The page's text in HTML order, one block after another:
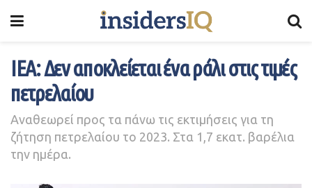
ΙΕΑ: Δεν αποκλείεται ένα ράλι στις τιμές
πετρελαίου
Αναθεωρεί προς τα πάνω τις εκτιμήσεις για τη
ζήτηση πετρελαίου το 2023. Στα 1,7 εκατ. βαρέλια
την ημέρα.